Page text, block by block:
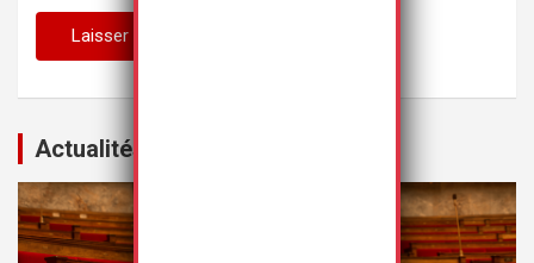
Actualités